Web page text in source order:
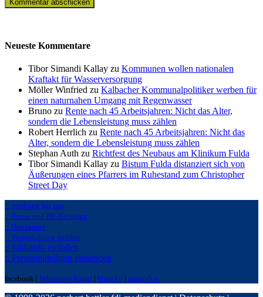
Neueste Kommentare
Tibor Simandi Kallay zu Kommunen wollen nationalen
Kraftakt für Wasserversorgung
Möller Winfried zu Kalbacher Kommunalpolitiker werben für
einen naturnahen Umgang mit Regenwasser
Bruno zu Rente nach 45 Arbeitsjahren: Nicht das Alter,
sondern die Lebensleistung muss zählen
Robert Herrlich zu Rente nach 45 Arbeitsjahren: Nicht das
Alter, sondern die Lebensleistung muss zählen
Stephan Auth zu Richtfest des Neubaus am Klinikum Fulda
Tibor Simandi Kallay zu Bistum Fulda distanziert sich von
Äußerungen eines Pfarrers im Ruhestand zum Christopher
Street Day
:: Werbung bei uns
:: Presse und PR-Beratung
:: Disclaimer
:: Veranstaltung melden
:: fuldainfo einladen
:: Pressemitteilung einsenden
facebook | Whatsapp-Kanal | bluseky | mastodon